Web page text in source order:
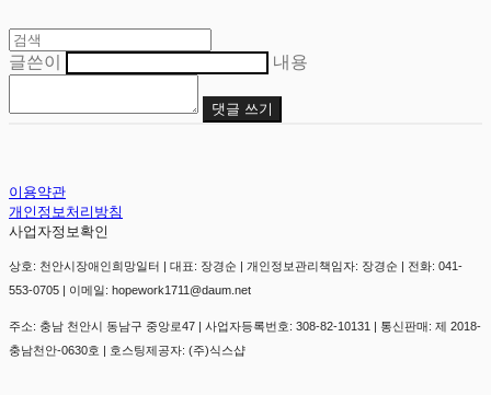
글쓴이 내용
댓글 쓰기
이용약관
개인정보처리방침
사업자정보확인
상호: 천안시장애인희망일터 | 대표: 장경순 | 개인정보관리책임자: 장경순 | 전화: 041-
553-0705 | 이메일: hopework1711@daum.net
주소: 충남 천안시 동남구 중앙로47 | 사업자등록번호: 308-82-10131 | 통신판매: 제 2018-
충남천안-0630호 | 호스팅제공자: (주)식스샵